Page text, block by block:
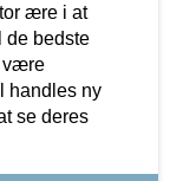
ære i at
de bedste
være
handles ny
se deres